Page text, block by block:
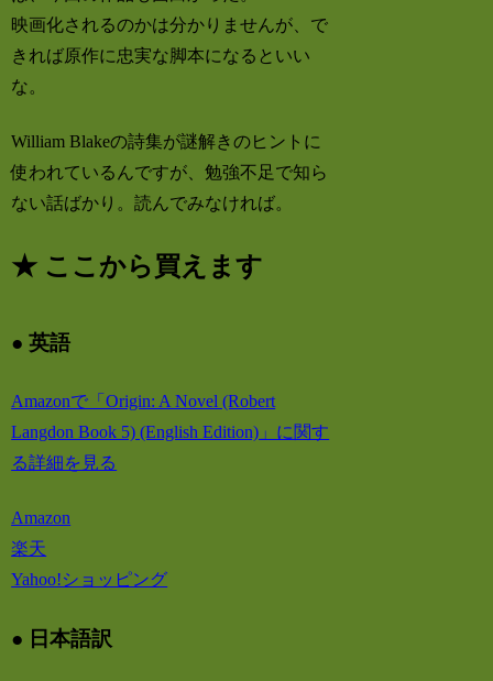
映画化されるのかは分かりませんが、で
きれば原作に忠実な脚本になるといい
な。
William Blakeの詩集が謎解きのヒントに
使われているんですが、勉強不足で知ら
ない話ばかり。読んでみなければ。
★ ここから買えます
● 英語
Amazonで「Origin: A Novel (Robert
Langdon Book 5) (English Edition)」に関す
る詳細を見る
Amazon
楽天
Yahoo!ショッピング
● 日本語訳